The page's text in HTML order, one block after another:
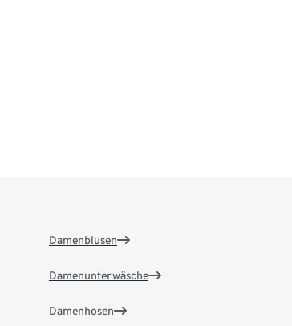
Damenblusen
Damenunterwäsche
Damenhosen